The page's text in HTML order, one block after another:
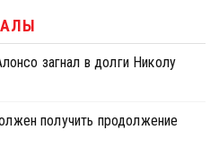
загнал в долги Николу
получить продолжение